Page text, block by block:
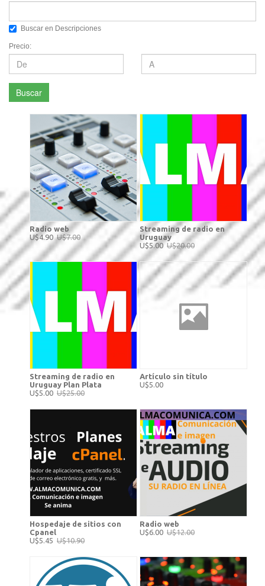
Buscar en Descripciones
Precio:
Buscar
Radio web
U$4.90 U$7.00
Streaming de radio en
Uruguay
U$5.00 U$20.00
Streaming de radio en
Uruguay Plan Plata
U$5.00 U$25.00
Artículo sin título
U$5.00
Hospedaje de sitios con
Cpanel
U$5.45 U$10.90
Radio web
U$6.00 U$12.00